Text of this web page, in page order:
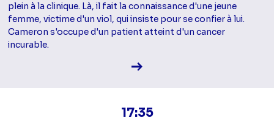
plein à la clinique. Là, il fait la connaissance d'une jeune
femme, victime d'un viol, qui insiste pour se confier à lui.
Cameron s'occupe d'un patient atteint d'un cancer
incurable.
Voir la fiche diffusion
17:35